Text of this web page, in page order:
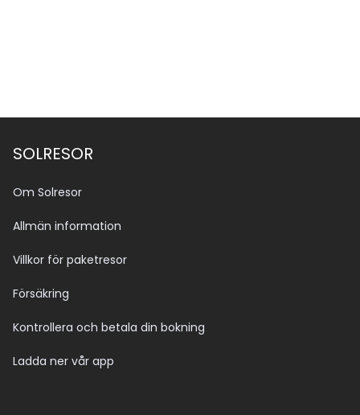
SOLRESOR
Om Solresor
Allmän information
Villkor för paketresor
Försäkring
Kontrollera och betala din bokning
Ladda ner vår app